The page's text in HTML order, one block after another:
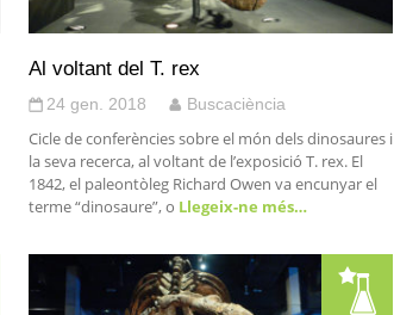
Al voltant del T. rex
24 gen. 2018 Buscaciència
Cicle de conferències sobre el món dels dinosaures i
la seva recerca, al voltant de l’exposició T. rex. El
1842, el paleontòleg Richard Owen va encunyar el
terme “dinosaure”, o Llegeix-ne més…